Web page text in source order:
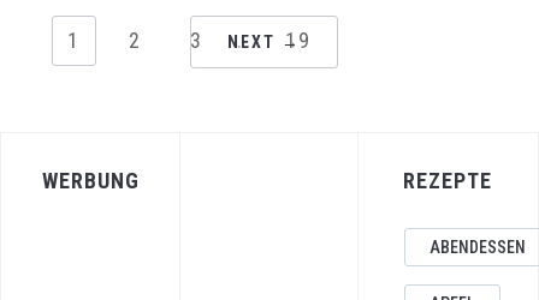
1 2 3 … 19
NEXT →
WERBUNG REZEPTE
ABENDESSEN